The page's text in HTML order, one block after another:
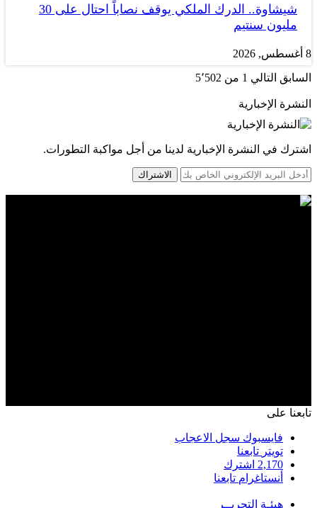
شيشاوة.. الدرك الملكي يوقف نصاباً احتال على 30
مليون سنتيم
8 أغسطس, 2026
السابق التالي 1 من 5٬502
النشرة الإخبارية
اشترك في النشرة الإخبارية لدينا من أجل مواكبة التطورات.
الاشتراك
تابعنا على
فايسبوك سجل الاعجاب
تويتر تابعنا
2,170 اشترك
أنستاغرام تابعنا
هيئـة التحريــر